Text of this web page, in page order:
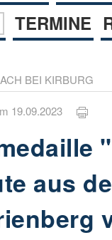
TERMINE
BEI KIRBURG
19.09.2023
aus